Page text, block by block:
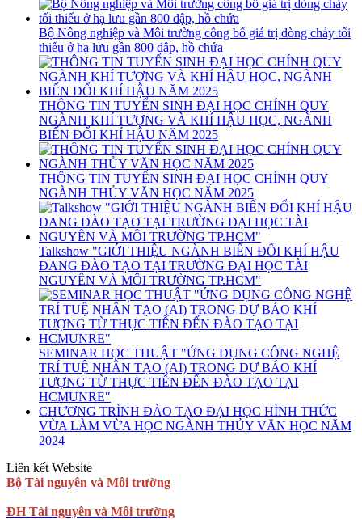
Bộ Nông nghiệp và Môi trường công bố giá trị dòng chảy tối
thiểu ở hạ lưu gần 800 đập, hồ chứa
THÔNG TIN TUYỂN SINH ĐẠI HỌC CHÍNH QUY
NGÀNH KHÍ TƯỢNG VÀ KHÍ HẬU HỌC, NGÀNH
BIẾN ĐỔI KHÍ HẬU NĂM 2025
THÔNG TIN TUYỂN SINH ĐẠI HỌC CHÍNH QUY
NGÀNH THỦY VĂN HỌC NĂM 2025
Talkshow "GIỚI THIỆU NGÀNH BIẾN ĐỔI KHÍ HẬU
ĐANG ĐÀO TẠO TẠI TRƯỜNG ĐẠI HỌC TÀI
NGUYÊN VÀ MÔI TRƯỜNG TP.HCM"
SEMINAR HỌC THUẬT "ỨNG DỤNG CÔNG NGHỆ
TRÍ TUỆ NHÂN TẠO (AI) TRONG DỰ BÁO KHÍ
TƯỢNG TỪ THỰC TIỄN ĐẾN ĐÀO TẠO TẠI
HCMUNRE"
CHƯƠNG TRÌNH ĐÀO TẠO ĐẠI HỌC HÌNH THỨC
VỪA LÀM VỪA HỌC NGÀNH THỦY VĂN HỌC NĂM
2024
Liên kết Website
Bộ Tài nguyên và Môi trường
ĐH Tài nguyên và Môi trường